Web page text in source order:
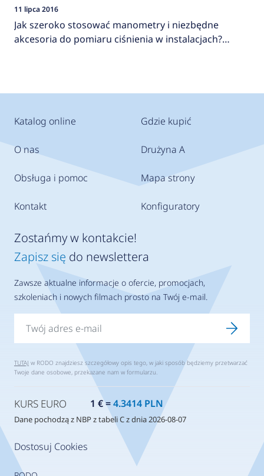
11 lipca 2016
Jak szeroko stosować manometry i niezbędne
akcesoria do pomiaru ciśnienia w instalacjach?
Katalog online
O nas
Obsługa i pomoc
Kontakt
Gdzie kupić
Drużyna A
Mapa strony
Konfiguratory
Dostosuj Cookies
Zostańmy w kontakcie!
Zapisz się do newslettera
Zawsze aktualne informacje o ofercie, promocjach,
szkoleniach i nowych filmach prosto na Twój e-mail.
TUTAJ w RODO znajdziesz szczegółowy opis tego, w jaki sposób będziemy przetwarzać
Twoje dane osobowe, przekazane nam w formularzu.
KURS EURO 1 € =4.3414 PLN
Dane pochodzą z NBP z tabeli C z dnia 2026-08-07